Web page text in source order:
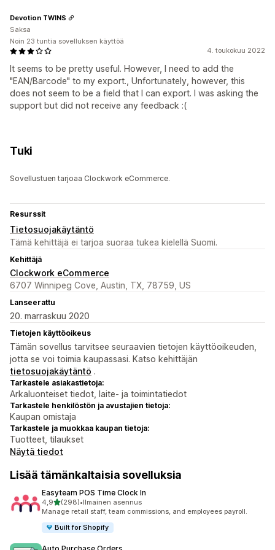
4. toukokuu 2022
It seems to be pretty useful. However, I need to add the
"EAN/Barcode" to my export., Unfortunately, however, this
does not seem to be a field that I can export. I was asking the
support but did not receive any feedback :(
Devotion TWINS
Saksa
Noin 23 tuntia sovelluksen käyttöä
Tuki
Sovellustuen tarjoaa Clockwork eCommerce.
Resurssit
Tietosuojakäytäntö
Tämä kehittäjä ei tarjoa suoraa tukea kielellä Suomi.
Kehittäjä
Clockwork eCommerce
6707 Winnipeg Cove, Austin, TX, 78759, US
Lanseerattu
20. marraskuu 2020
Tietojen käyttöoikeus
Tämän sovellus tarvitsee seuraavien tietojen käyttöoikeuden,
jotta se voi toimia kaupassasi. Katso kehittäjän
tietosuojakäytäntö .
Tarkastele asiakastietoja:
Arkaluonteiset tiedot, laite- ja toimintatiedot
Tarkastele henkilöstön ja avustajien tietoja:
Kaupan omistaja
Tarkastele ja muokkaa kaupan tietoja:
Tuotteet, tilaukset
Näytä tiedot
Lisää tämänkaltaisia sovelluksia
Easyteam POS Time Clock In
4,9/ 5 tähteä
(298)
298 arvostelua yhteensä
•Ilmainen asennus
Manage retail staff, team commissions, and employees payroll.
Built for Shopify